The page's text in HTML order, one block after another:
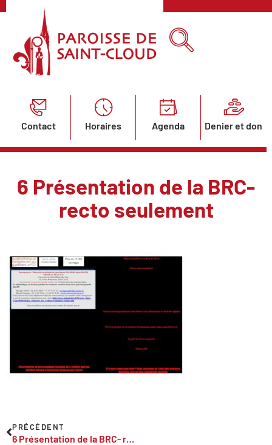
Contact Horaires Agenda Denier et don
6 Présentation de la BRC-
recto seulement
PRÉCÉDENT
6 Présentation de la BRC- recto seulement